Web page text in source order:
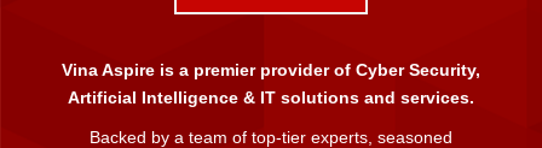
Vina Aspire is a premier provider of Cyber Security,
Artificial Intelligence & IT solutions and services.
Backed by a team of top-tier experts, seasoned